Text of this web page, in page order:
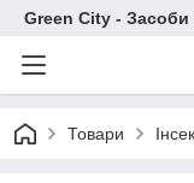
Green City -
Товари